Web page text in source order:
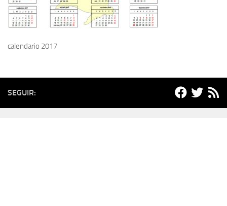
calendario 2017
SEGUIR: